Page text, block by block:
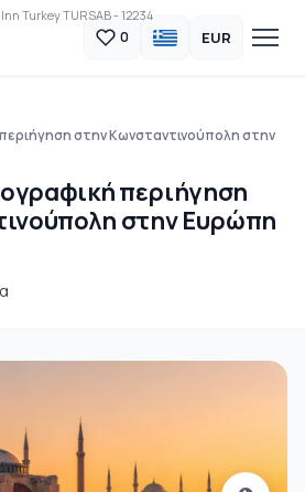
Turkey TURSAB - 12234
0 EUR
στην Κωνσταντινούπολη στην
περιήγηση
στην Ευρώπη